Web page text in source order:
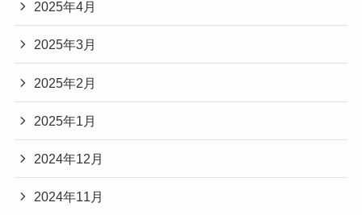
2025年4月
2025年3月
2025年2月
2025年1月
2024年12月
2024年11月